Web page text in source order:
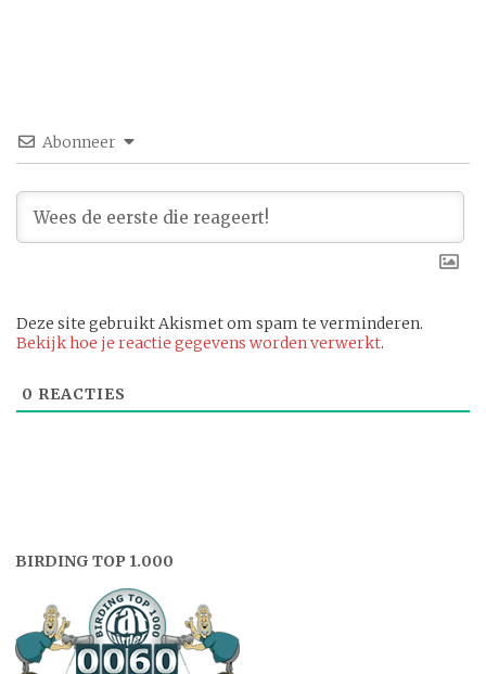
Abonneer
Deze site gebruikt Akismet om spam te verminderen.
Bekijk hoe je reactie gegevens worden verwerkt.
0 REACTIES
BIRDING TOP 1.000